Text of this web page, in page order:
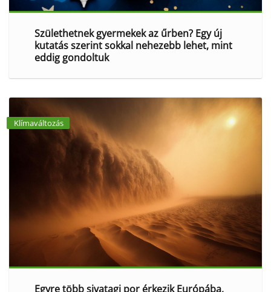
Születhetnek gyermekek az űrben? Egy új
kutatás szerint sokkal nehezebb lehet, mint
eddig gondoltuk
Klímaváltozás
Egyre több sivatagi por érkezik Európába,